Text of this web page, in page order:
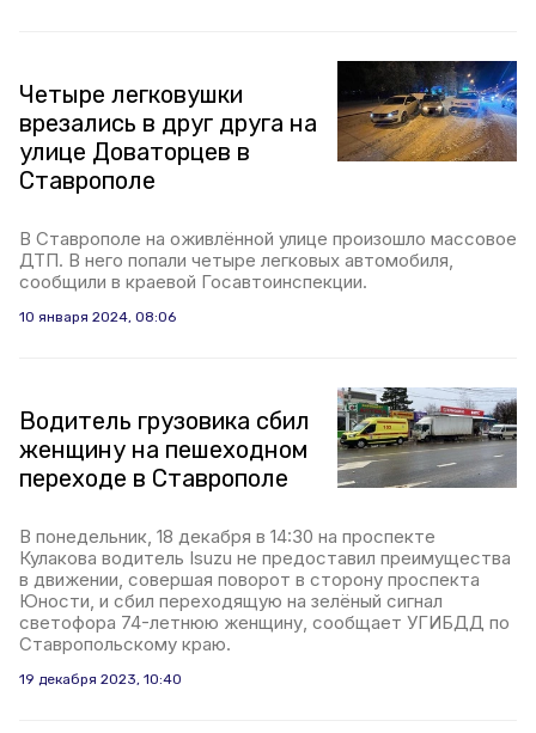
Четыре легковушки
врезались в друг друга на
улице Доваторцев в
Ставрополе
В Ставрополе на оживлённой улице произошло массовое
ДТП. В него попали четыре легковых автомобиля,
сообщили в краевой Госавтоинспекции.
10 января 2024, 08:06
Водитель грузовика сбил
женщину на пешеходном
переходе в Ставрополе
В понедельник, 18 декабря в 14:30 на проспекте
Кулакова водитель Isuzu не предоставил преимущества
в движении, совершая поворот в сторону проспекта
Юности, и сбил переходящую на зелёный сигнал
светофора 74-летнюю женщину, сообщает УГИБДД по
Ставропольскому краю.
19 декабря 2023, 10:40